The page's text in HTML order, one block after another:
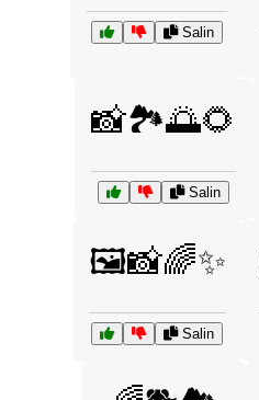
Salin
📸🏞️🌅🌻
Salin
🖼️📸🌈✨
Salin